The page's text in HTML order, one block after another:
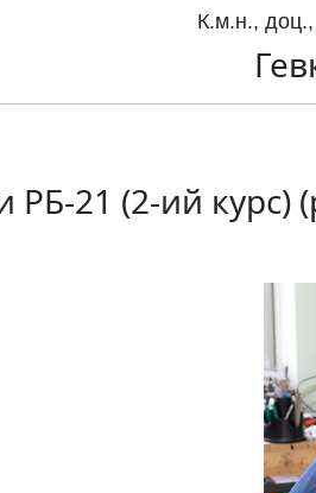
К.м.н., доц.,
РБ-21 (2-ий курс)